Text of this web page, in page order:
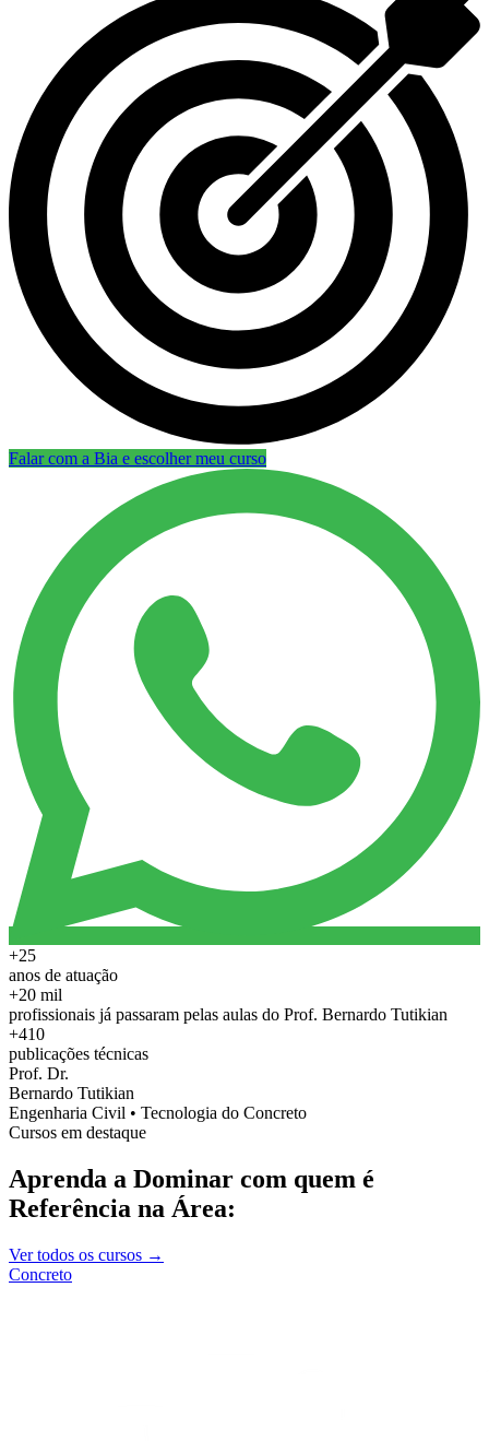
Falar com a Bia e escolher meu curso
+25
anos de atuação
+20 mil
profissionais já passaram pelas aulas do Prof. Bernardo Tutikian
+410
publicações técnicas
Prof. Dr.
Bernardo Tutikian
Engenharia Civil • Tecnologia do Concreto
Cursos em destaque
Aprenda a Dominar com quem é
Referência na Área:
Ver todos os cursos →
Concreto